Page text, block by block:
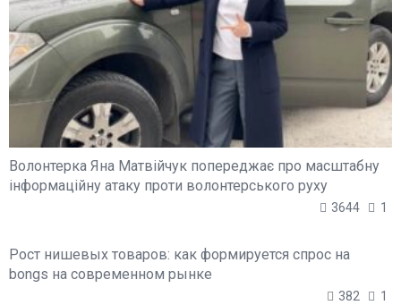
Волонтерка Яна Матвійчук попереджає про масштабну
інформаційну атаку проти волонтерського руху
3644 1
Рост нишевых товаров: как формируется спрос на
bongs на современном рынке
382 1